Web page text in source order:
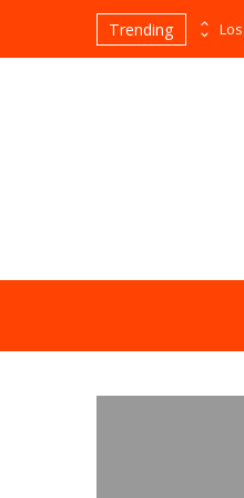
Trending Las empresas que alcanzaron los picos más altos en valor bursátil histórico